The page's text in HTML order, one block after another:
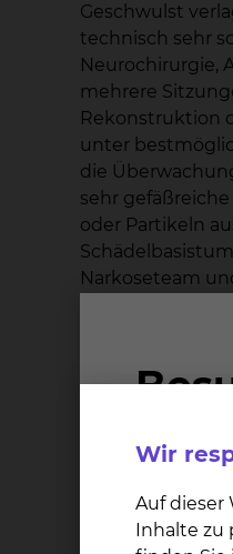
Geschwulst
technisch sehr
Neurochirurgie,
mehrere
Rekonstruktion
unter
die
sehr
oder Partikeln
Narkoseteam
durch die
Wir
Auf dieser
Inhalte zu